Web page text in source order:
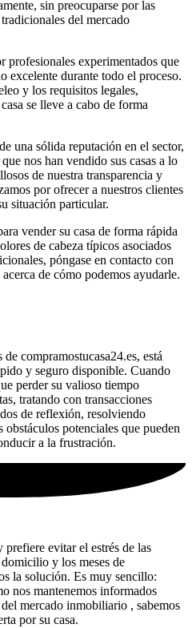
sin preocuparse por las
del mercado
profesionales experimentados que
excelente durante todo el proceso.
y los requisitos legales,
se lleve a cabo de forma
una sólida reputación en el sector,
nos han vendido sus casas a lo
de nuestra transparencia y
por ofrecer a nuestros clientes
situación particular.
vender su casa de forma rápida
de cabeza típicos asociados
póngase en contacto con
de cómo podemos ayudarle.
compramostucasa24.es, está
y seguro disponible. Cuando
perder su valioso tiempo
tratando con transacciones
de reflexión, resolviendo
potenciales que pueden
a la frustración.
prefiere evitar el estrés de las
y los meses de
la solución. Es muy sencillo:
nos mantenemos informados
mercado inmobiliario , sabemos
por su casa.